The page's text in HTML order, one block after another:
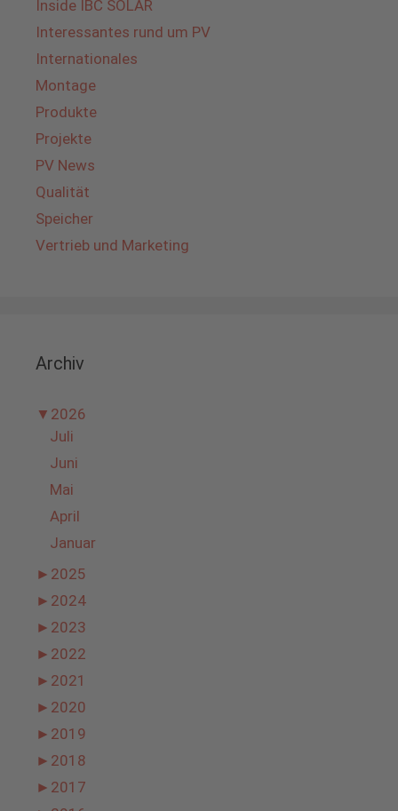
Inside IBC SOLAR
Interessantes rund um PV
Internationales
Montage
Produkte
Projekte
PV News
Qualität
Speicher
Vertrieb und Marketing
Archiv
▼ 2026
Juli
Juni
Mai
April
Januar
► 2025
► 2024
► 2023
► 2022
► 2021
► 2020
► 2019
► 2018
► 2017